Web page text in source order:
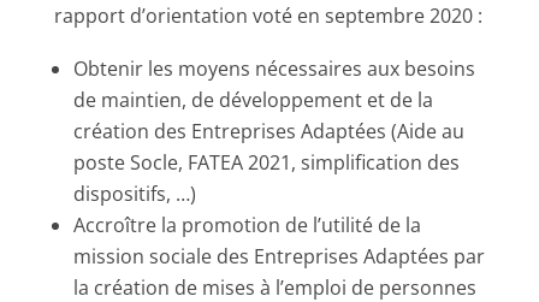
rapport d’orientation voté en septembre 2020 :
Obtenir les moyens nécessaires aux besoins
de maintien, de développement et de la
création des Entreprises Adaptées (Aide au
poste Socle, FATEA 2021, simplification des
dispositifs, …)
Accroître la promotion de l’utilité de la
mission sociale des Entreprises Adaptées par
la création de mises à l’emploi de personnes